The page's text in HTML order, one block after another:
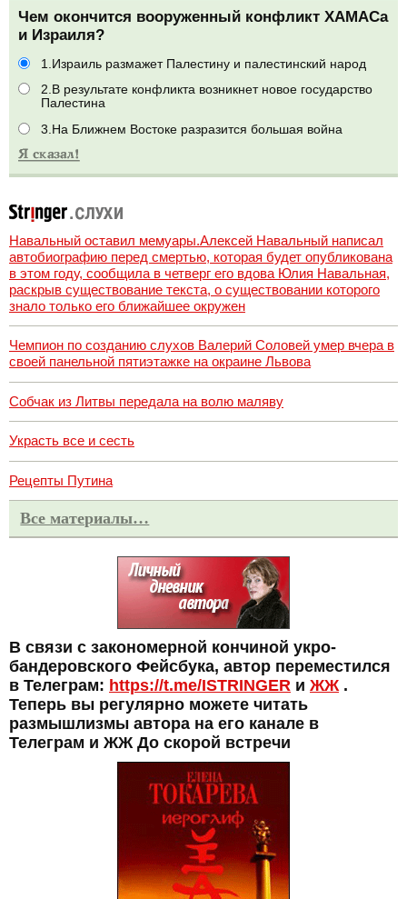
Чем окончится вооруженный конфликт ХАМАСа
и Израиля?
1.Израиль размажет Палестину и палестинский народ
2.В результате конфликта возникнет новое государство
Палестина
3.На Ближнем Востоке разразится большая война
Навальный оставил мемуары.Алексей Навальный написал
автобиографию перед смертью, которая будет опубликована
в этом году, сообщила в четверг его вдова Юлия Навальная,
раскрыв существование текста, о существовании которого
знало только его ближайшее окружен
Чемпион по созданию слухов Валерий Соловей умер вчера в
своей панельной пятиэтажке на окраине Львова
Собчак из Литвы передала на волю маляву
Украсть все и сесть
Рецепты Путина
Все материалы…
В связи с закономерной кончиной укро-
бандеровского Фейсбука, автор переместился
в Телеграм: https://t.me/ISTRINGER и ЖЖ.
Теперь вы регулярно можете читать
размышлизмы автора на его канале в
Телеграм и ЖЖ До скорой встречи